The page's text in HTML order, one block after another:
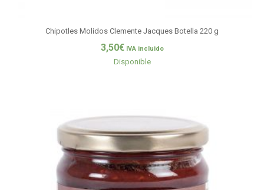
Chipotles Molidos Clemente Jacques Botella 220 g
3,50€ IVA incluido
Disponible